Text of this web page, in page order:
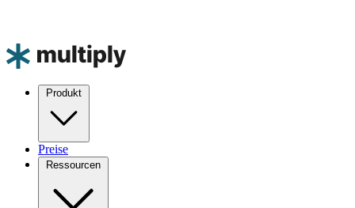
Produkt
Preise
Ressourcen